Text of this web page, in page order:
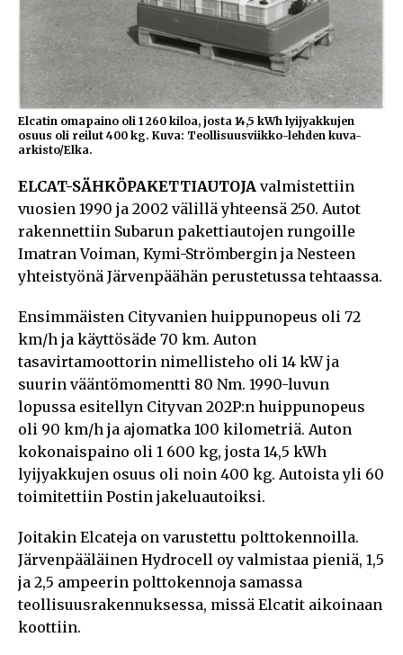
Elcatin omapaino oli 1 260 kiloa, josta 14,5 kWh lyijyakkujen
osuus oli reilut 400 kg. Kuva: Teollisuusviikko-lehden kuva-
arkisto/Elka.
ELCAT-SÄHKÖPAKETTIAUTOJA valmistettiin
vuosien 1990 ja 2002 välillä yhteensä 250. Autot
rakennettiin Subarun pakettiautojen rungoille
Imatran Voiman, Kymi-Strömbergin ja Nesteen
yhteistyönä Järvenpäähän perustetussa tehtaassa.
Ensimmäisten Cityvanien huippunopeus oli 72
km/h ja käyttösäde 70 km. Auton
tasavirtamoottorin nimellisteho oli 14 kW ja
suurin vääntömomentti 80 Nm. 1990-luvun
lopussa esitellyn Cityvan 202P:n huippunopeus
oli 90 km/h ja ajomatka 100 kilometriä. Auton
kokonaispaino oli 1 600 kg, josta 14,5 kWh
lyijyakkujen osuus oli noin 400 kg. Autoista yli 60
toimitettiin Postin jakeluautoiksi.
Joitakin Elcateja on varustettu polttokennoilla.
Järvenpääläinen Hydrocell oy valmistaa pieniä, 1,5
ja 2,5 ampeerin polttokennoja samassa
teollisuusrakennuksessa, missä Elcatit aikoinaan
koottiin.